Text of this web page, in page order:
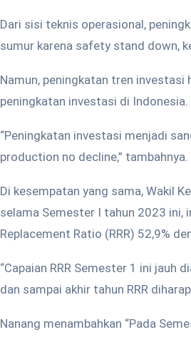
Dari sisi teknis operasional,
sumur karena safety stand down,
Namun, peningkatan tren
peningkatan investasi di Indonesia.
“Peningkatan investasi menjadi
production no decline,” tambahnya.
Di kesempatan yang sama, Wakil
selama Semester I tahun 2023 ini,
Replacement Ratio (RRR) 52,9%
“Capaian RRR Semester 1 ini jauh
dan sampai akhir tahun RRR
Nanang menambahkan “Pada